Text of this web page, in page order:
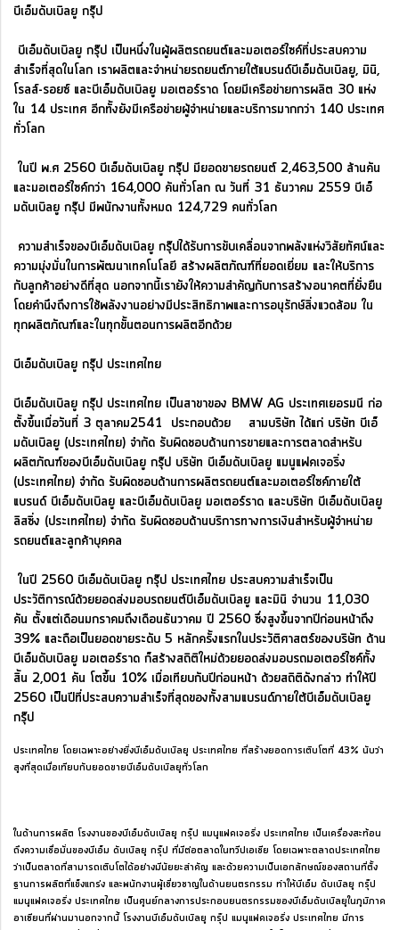
บีเอ็มดับเบิลยู กรุ๊ป
บีเอ็มดับเบิลยู กรุ๊ป เป็นหนึ่งในผู้ผลิตรถยนต์และมอเตอร์ไซค์ที่ประสบความ
สำเร็จที่สุดในโลก เราผลิตและจำหน่ายรถยนต์ภายใต้แบรนด์บีเอ็มดับเบิลยู, มินิ,
โรลส์-รอยซ์ และบีเอ็มดับเบิลยู มอเตอร์ราด โดยมีเครือข่ายการผลิต 30 แห่ง
ใน 14 ประเทศ อีกทั้งยังมีเครือข่ายผู้จำหน่ายและบริการมากกว่า 140 ประเทศ
ทั่วโลก
ในปี พ.ศ 2560 บีเอ็มดับเบิลยู กรุ๊ป มียอดขายรถยนต์ 2,463,500 ล้านคัน
และมอเตอร์ไซค์กว่า 164,000 คันทั่วโลก ณ วันที่ 31 ธันวาคม 2559 บีเอ็
มดับเบิลยู กรุ๊ป มีพนักงานทั้งหมด 124,729 คนทั่วโลก
ความสำเร็จของบีเอ็มดับเบิลยู กรุ๊ปได้รับการขับเคลื่อนจากพลังแห่งวิสัยทัศน์และ
ความมุ่งมั่นในการพัฒนาเทคโนโลยี สร้างผลิตภัณฑ์ที่ยอดเยี่ยม และให้บริการ
กับลูกค้าอย่างดีที่สุด นอกจากนี้เรายังให้ความสำคัญกับการสร้างอนาคตที่ยั่งยืน
โดยคำนึงถึงการใช้พลังงานอย่างมีประสิทธิภาพและการอนุรักษ์สิ่งแวดล้อม ใน
ทุกผลิตภัณฑ์และในทุกขั้นตอนการผลิตอีกด้วย
บีเอ็มดับเบิลยู กรุ๊ป ประเทศไทย
บีเอ็มดับเบิลยู กรุ๊ป ประเทศไทย เป็นสาขาของ BMW AG ประเทศเยอรมนี ก่อ
ตั้งขึ้นเมื่อวันที่ 3 ตุลาคม2541 ประกอบด้วย สามบริษัท ได้แก่ บริษัท บีเอ็
มดับเบิลยู (ประเทศไทย) จำกัด รับผิดชอบด้านการขายและการตลาดสำหรับ
ผลิตภัณฑ์ของบีเอ็มดับเบิลยู กรุ๊ป บริษัท บีเอ็มดับเบิลยู แมนูแฟคเจอริ่ง
(ประเทศไทย) จำกัด รับผิดชอบด้านการผลิตรถยนต์และมอเตอร์ไซค์ภายใต้
แบรนด์ บีเอ็มดับเบิลยู และบีเอ็มดับเบิลยู มอเตอร์ราด และบริษัท บีเอ็มดับเบิลยู
ลิสซิ่ง (ประเทศไทย) จำกัด รับผิดชอบด้านบริการทางการเงินสำหรับผู้จำหน่าย
รถยนต์และลูกค้าบุคคล
ในปี 2560 บีเอ็มดับเบิลยู กรุ๊ป ประเทศไทย ประสบความสำเร็จเป็น
ประวัติการณ์ด้วยยอดส่งมอบรถยนต์บีเอ็มดับเบิลยู และมินิ จำนวน 11,030
คัน ตั้งแต่เดือนมกราคมถึงเดือนธันวาคม ปี 2560 ซึ่งสูงขึ้นจากปีก่อนหน้าถึง
39% และถือเป็นยอดขายระดับ 5 หลักครั้งแรกในประวัติศาสตร์ของบริษัท ด้าน
บีเอ็มดับเบิลยู มอเตอร์ราด ก็สร้างสถิติใหม่ด้วยยอดส่งมอบรถมอเตอร์ไซค์ทั้ง
สิ้น 2,001 คัน โตขึ้น 10% เมื่อเทียบกับปีก่อนหน้า ด้วยสถิติดังกล่าว ทำให้ปี
2560 เป็นปีที่ประสบความสำเร็จที่สุดของทั้งสามแบรนด์ภายใต้บีเอ็มดับเบิลยู
กรุ๊ป
ประเทศไทย โดยเฉพาะอย่างยิ่งบีเอ็มดับเบิลยู ประเทศไทย ที่สร้างยอดการเติบโตที่ 43% นับว่า
สูงที่สุดเมื่อเทียบกับยอดขายบีเอ็มดับเบิลยูทั่วโลก
ในด้านการผลิต โรงงานของบีเอ็มดับเบิลยู กรุ๊ป แมนูแฟคเจอริ่ง ประเทศไทย เป็นเครื่องสะท้อน
ถึงความเชื่อมั่นของบีเอ็ม ดับเบิลยู กรุ๊ป ที่มีต่อตลาดในทวีปเอเชีย โดยเฉพาะตลาดประเทศไทย
ว่าเป็นตลาดที่สามารถเติบโตได้อย่างมีนัยยะสำคัญ และด้วยความเป็นเอกลักษณ์ของสถานที่ตั้ง
ฐานการผลิตที่แข็งแกร่ง และพนักงานผู้เชี่ยวชาญในด้านยนตรกรรม ทำให้บีเอ็ม ดับเบิลยู กรุ๊ป
แมนูแฟคเจอริ่ง ประเทศไทย เป็นศูนย์กลางการประกอบยนตรกรรมของบีเอ็มดับเบิลยูในภูมิภาค
อาเซียนที่ผ่านมานอกจากนี้ โรงงานบีเอ็มดับเบิลยู กรุ๊ป แมนูแฟคเจอริ่ง ประเทศไทย มีการ